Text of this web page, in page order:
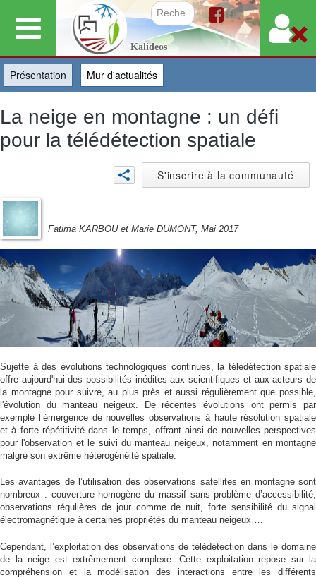
Aller
au
contenu
principal
Kalideos
Présentation (onglet actif)
Mur d'actualités
La neige en montagne : un défi
pour la télédétection spatiale
S'inscrire à la communauté
Fatima KARBOU et Marie DUMONT, Mai 2017
Sujette à des évolutions technologiques continues, la télédétection spatiale
offre aujourd'hui des possibilités inédites aux scientifiques et aux acteurs de
la montagne pour suivre, au plus près et aussi régulièrement que possible,
l'évolution du manteau neigeux. De récentes évolutions ont permis par
exemple l’émergence de nouvelles observations à haute résolution spatiale
et à forte répétitivité dans le temps, offrant ainsi de nouvelles perspectives
pour l'observation et le suivi du manteau neigeux, notamment en montagne
malgré son extrême hétérogénéité spatiale.
Les avantages de l’utilisation des observations satellites en montagne sont
nombreux : couverture homogène du massif sans problème d’accessibilité,
observations régulières de jour comme de nuit, forte sensibilité du signal
électromagnétique à certaines propriétés du manteau neigeux….
Cependant, l’exploitation des observations de télédétection dans le domaine
de la neige est extrêmement complexe. Cette exploitation repose sur la
compréhension et la modélisation des interactions entre les différents